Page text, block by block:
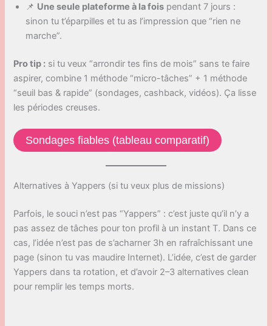
📌 Une seule plateforme à la fois pendant 7 jours :
sinon tu t’éparpilles et tu as l’impression que “rien ne
marche”.
Pro tip : si tu veux “arrondir tes fins de mois” sans te faire
aspirer, combine 1 méthode “micro-tâches” + 1 méthode
“seuil bas & rapide” (sondages, cashback, vidéos). Ça lisse
les périodes creuses.
Sondages fiables (tableau comparatif)
Alternatives à Yappers (si tu veux plus de missions)
Parfois, le souci n’est pas “Yappers” : c’est juste qu’il n’y a
pas assez de tâches pour ton profil à un instant T. Dans ce
cas, l’idée n’est pas de s’acharner 3h en rafraîchissant une
page (sinon tu vas maudire Internet). L’idée, c’est de garder
Yappers dans ta rotation, et d’avoir 2–3 alternatives clean
pour remplir les temps morts.